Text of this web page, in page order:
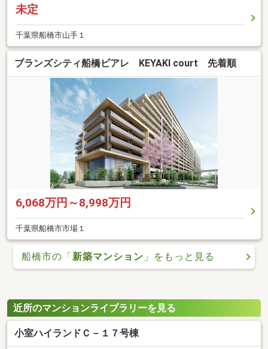
未定
千葉県船橋市山手１
ブランズシティ船橋ビアレ KEYAKI court 先着順
6,068万円～8,998万円
千葉県船橋市市場１
船橋市の「新築マンション 」をもっと見る
近所のマンションライブラリーを見る
小室ハイランドＣ－１７号棟